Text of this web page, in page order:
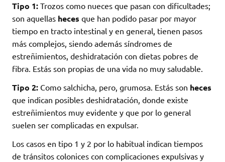
Tipo 1: Trozos como nueces que pasan con dificultades;
son aquellas heces que han podido pasar por mayor
tiempo en tracto intestinal y en general, tienen pasos
más complejos, siendo además síndromes de
estreñimientos, deshidratación con dietas pobres de
fibra. Estás son propias de una vida no muy saludable.
Tipo 2: Como salchicha, pero, grumosa. Estás son heces
que indican posibles deshidratación, donde existe
estreñimientos muy evidente y que por lo general
suelen ser complicadas en expulsar.
Los casos en tipo 1 y 2 por lo habitual indican tiempos
de tránsitos colonices con complicaciones expulsivas y